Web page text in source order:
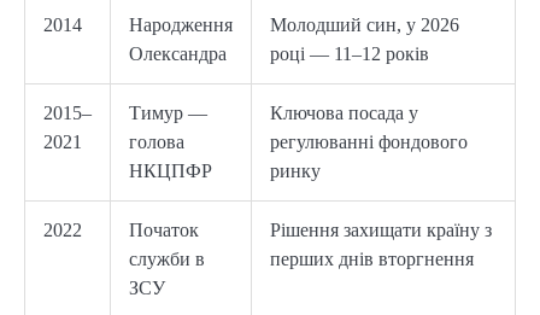
2014
Народження
Олександра
Молодший син, у 2026
році — 11–12 років
2015–
2021
Тимур —
голова
НКЦПФР
Ключова посада у
регулюванні фондового
ринку
2022
Початок
служби в
ЗСУ
Рішення захищати країну з
перших днів вторгнення